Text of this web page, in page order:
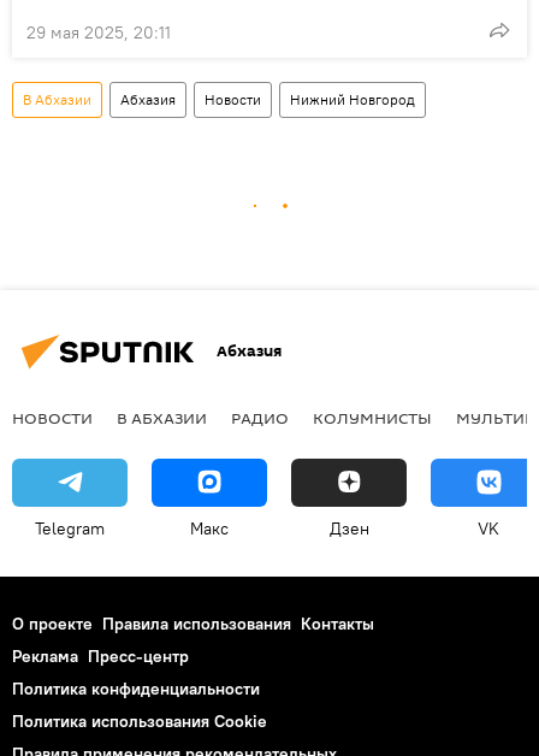
29 мая 2025, 20:11
В Абхазии Абхазия Новости Нижний Новгород
Абхазия
НОВОСТИ В АБХАЗИИ РАДИО КОЛУМНИСТЫ
Telegram Макс Дзен VK
О проекте Правила использования Контакты
Реклама Пресс-центр
Политика конфиденциальности
Политика использования Cookie